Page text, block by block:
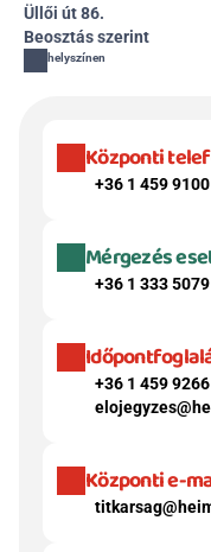
Üllői út 86.
Beosztás szerint
helyszínen
Központi
+36 1 459 9100
Mérgezés
+36 1 333 5079
+36 1 459 9266
Központi e-